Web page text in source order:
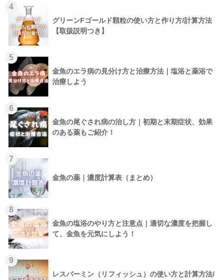
4
グリーンFゴールド顆粒の使い方と作り方/計算方法
【取扱説明つき】
5
金魚のエラ病の見分け方と治療方法｜塩浴と薬浴で
治療しよう
6
金魚の尾ぐされ病の治し方｜初期と末期症状、効果
のある薬もご紹介！
7
金魚の薬｜濃度計算表（まとめ）
8
金魚の塩浴のやり方と注意点｜適切な濃度を把握し
て、金魚を元気にしよう！
9
レスバーミン（リフィッシュ）の使い方と計算方法/